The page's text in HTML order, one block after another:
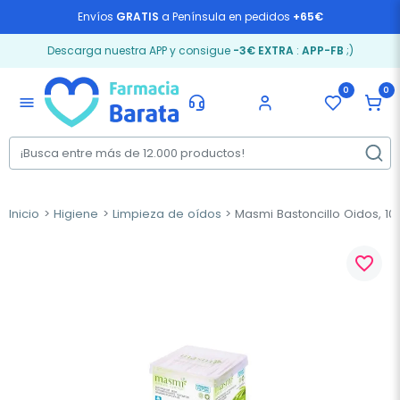
Envíos GRATIS a Península en pedidos +65€
Descarga nuestra APP y consigue -3€ EXTRA: APP-FB ;)
menu
0 0
Inicio Higiene Limpieza de oídos Masmi Bastoncillo Oidos,
favorite_border